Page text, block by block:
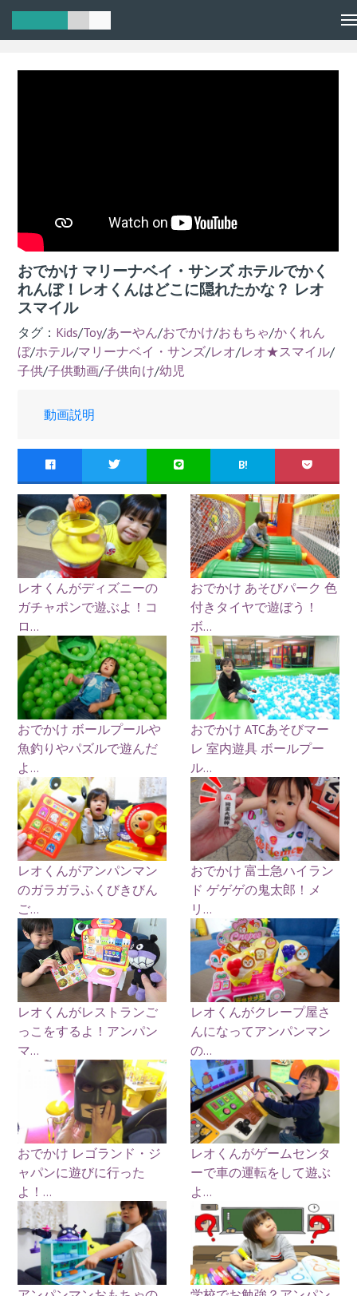
おでかけ マリーナベイ・サンズ ホテルでかく
れんぼ！レオくんはどこに隠れたかな？ レオ
スマイル
タグ： Kids/Toy/あーやん/おでかけ/おもちゃ/かくれん
ぼ/ホテル/マリーナベイ・サンズ/レオ/レオ★スマイル/
子供/子供動画/子供向け/幼児
動画説明
B!
レオくんがディズニーの
ガチャポンで遊ぶよ！コ
ロ...
おでかけ あそびパーク 色
付きタイヤで遊ぼう！
ボ...
おでかけ ボールプールや
魚釣りやパズルで遊んだ
よ...
おでかけ ATCあそびマー
レ 室内遊具 ボールプー
ル...
レオくんがアンパンマン
のガラガラふくびきびん
ご...
おでかけ 富士急ハイラン
ド ゲゲゲの鬼太郎！メ
リ...
レオくんがレストランご
っこをするよ！アンパン
マ...
レオくんがクレープ屋さ
んになってアンパンマン
の...
おでかけ レゴランド・ジ
ャパンに遊びに行った
よ！...
レオくんがゲームセンタ
ーで車の運転をして遊ぶ
よ...